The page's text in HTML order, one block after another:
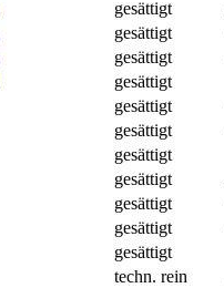
gesättigt
gesättigt
gesättigt
gesättigt
gesättigt
gesättigt
gesättigt
gesättigt
gesättigt
gesättigt
gesättigt
techn. rein